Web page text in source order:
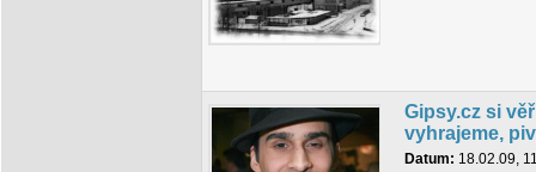
Gipsy.cz si
vyhrajeme,
Datum: 18.02.09,